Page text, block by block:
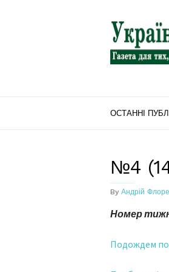
"Україна-
Центр"
ОСТАННІ
№4
By Андрій
Номер
Подождем